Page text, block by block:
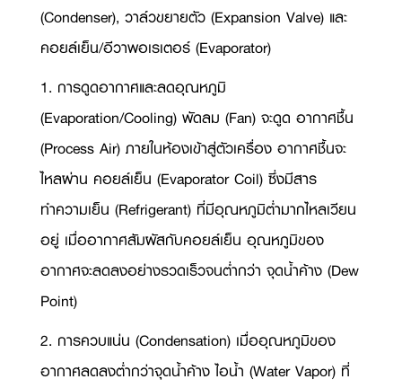
(Condenser), วาล์วขยายตัว (Expansion Valve) และ
คอยล์เย็น/อีวาพอเรเตอร์ (Evaporator)
1. การดูดอากาศและลดอุณหภูมิ
(Evaporation/Cooling) พัดลม (Fan) จะดูด อากาศชื้น
(Process Air) ภายในห้องเข้าสู่ตัวเครื่อง อากาศชื้นจะ
ไหลผ่าน คอยล์เย็น (Evaporator Coil) ซึ่งมีสาร
ทำความเย็น (Refrigerant) ที่มีอุณหภูมิต่ำมากไหลเวียน
อยู่ เมื่ออากาศสัมผัสกับคอยล์เย็น อุณหภูมิของ
อากาศจะลดลงอย่างรวดเร็วจนต่ำกว่า จุดน้ำค้าง (Dew
Point)
2. การควบแน่น (Condensation) เมื่ออุณหภูมิของ
อากาศลดลงต่ำกว่าจุดน้ำค้าง ไอน้ำ (Water Vapor) ที่